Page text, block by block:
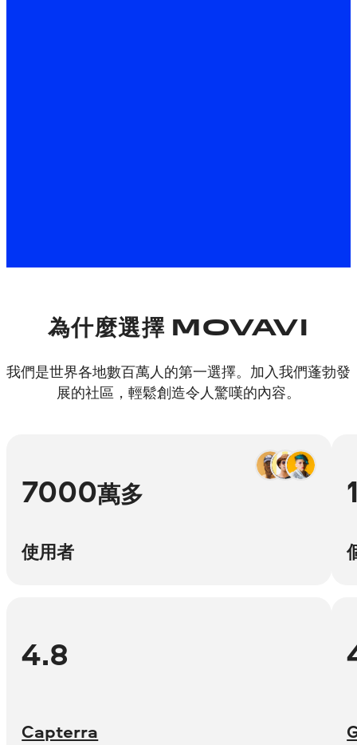
為什麼選擇 MOVAVI
我們是世界各地數百萬人的第一選擇。加入我們蓬勃發
展的社區，輕鬆創造令人驚嘆的內容。
7000萬多
使用者
4.8
Capterra